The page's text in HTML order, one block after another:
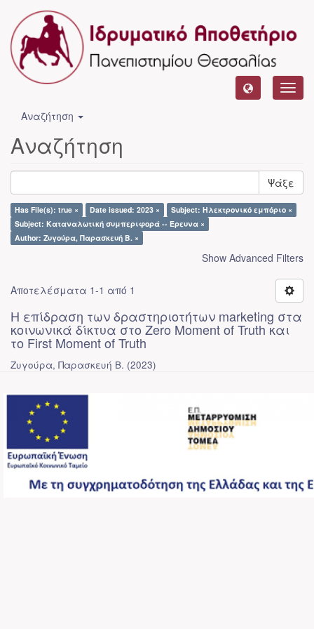
Αναζήτηση
Αναζήτηση
Ψάξε
Has File(s): true × Date issued: 2023 ×
Subject: Ηλεκτρονικό εμπόριο ×
Subject: Καταναλωτική συμπεριφορά -- Έρευνα ×
Author: Ζυγούρα, Παρασκευή Β. ×
Show Advanced Filters
Αποτελέσματα 1-1 από 1
Η επίδραση των δραστηριοτήτων marketing στα
κοινωνικά δίκτυα στο Zero Moment of Truth και
το First Moment of Truth
Ζυγούρα, Παρασκευή Β. (2023)